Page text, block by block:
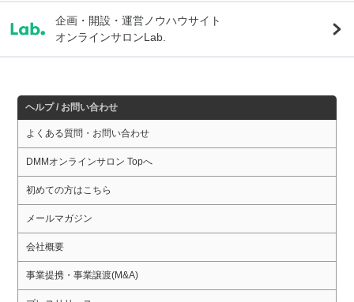
企画・開設・運営ノウハウサイト
オンラインサロンLab.
ヘルプ / お問い合わせ
よくある質問・お問い合わせ
DMMオンラインサロン Topへ
初めての方はこちら
メールマガジン
会社概要
事業提携・事業譲渡(M&A)